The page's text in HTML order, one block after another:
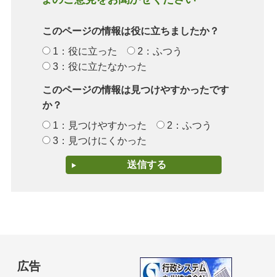
このページの情報は役に立ちましたか？
1：役に立った
2：ふつう
3：役に立たなかった
このページの情報は見つけやすかったです
か？
1：見つけやすかった
2：ふつう
3：見つけにくかった
広告